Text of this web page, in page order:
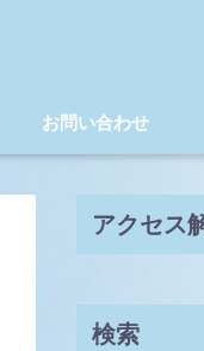
お問い合わせ
アクセス
検索